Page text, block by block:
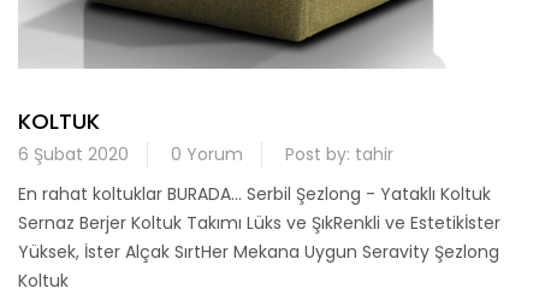
KOLTUK
6 Şubat 2020 0 Yorum Post by: tahir
En rahat koltuklar BURADA... Serbil Şezlong - Yataklı Koltuk
Sernaz Berjer Koltuk Takımı Lüks ve ŞıkRenkli ve Estetikİster
Yüksek, İster Alçak SırtHer Mekana Uygun Seravity Şezlong
Koltuk